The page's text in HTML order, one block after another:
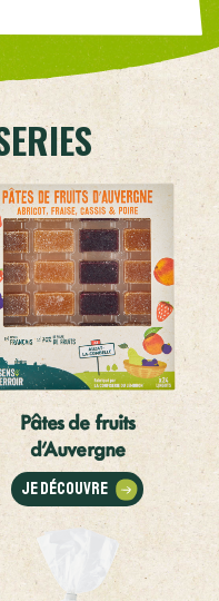
Pâtes de fruits
d’Auvergne
Je découvre